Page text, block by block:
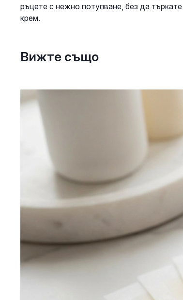
ръцете с нежно потупване, без да
крем.
Вижте също